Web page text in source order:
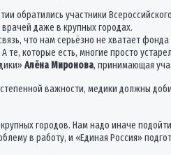
обратились участники
даже в крупных городах.
что нам серьёзно не хватает
которые есть, многие просто
Алёна Миронова, принимающая
важности, медики должны
городов. Нам надо иначе
в работу, и «Единая Россия»